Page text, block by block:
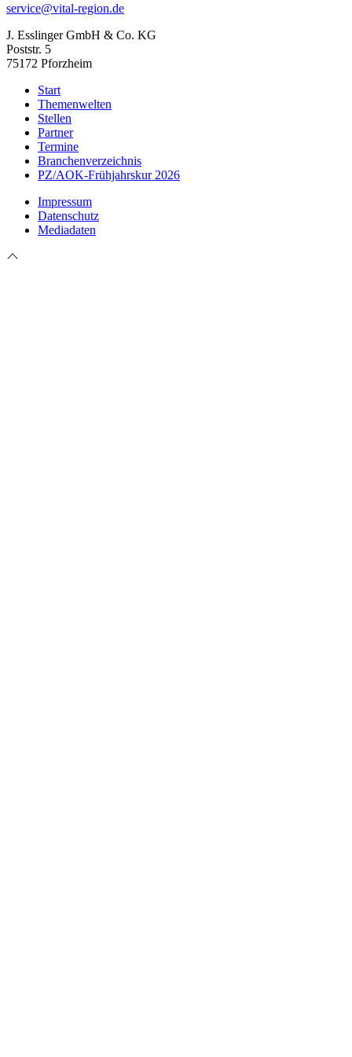
service@vital-region.de
J. Esslinger GmbH & Co. KG
Poststr. 5
75172 Pforzheim
Start
Themenwelten
Stellen
Partner
Termine
Branchenverzeichnis
PZ/AOK-Frühjahrskur 2026
Impressum
Datenschutz
Mediadaten